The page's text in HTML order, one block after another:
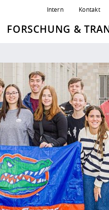
Intern Kontakt
FORSCHUNG &